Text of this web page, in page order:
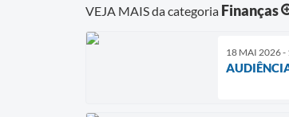
VEJA MAIS da categoria Finanças
18 MAI 2026 -